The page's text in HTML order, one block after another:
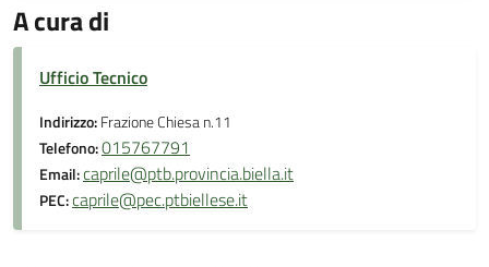
A cura di
Ufficio Tecnico
Indirizzo:Frazione Chiesa n.11
Telefono:015767791
Email:caprile@ptb.provincia.biella.it
PEC:caprile@pec.ptbiellese.it